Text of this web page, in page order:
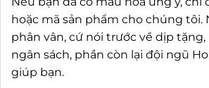
hoặc mã sản phẩm cho chúng tôi.
phân vân, cứ nói trước về dịp
ngân sách, phần còn lại đội ngũ
giúp bạn.